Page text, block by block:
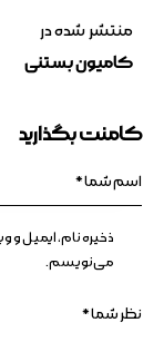
منتشر شده در
کامیون بستنی
کامنت بگذارید
ذخیره نام، ایمیل
می‌نویسم.